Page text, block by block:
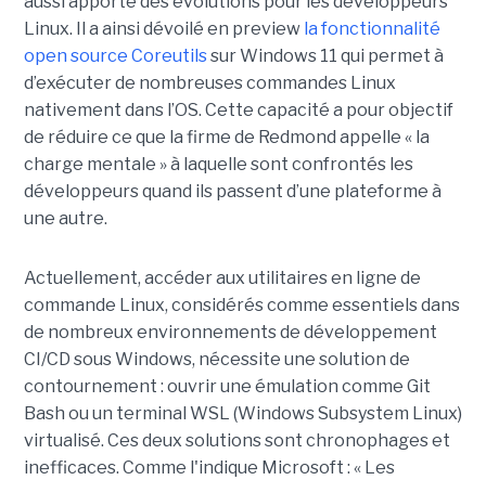
Linux. Il a ainsi dévoilé en preview la fonctionnalité
open source Coreutilssur Windows 11 qui permet à
d’exécuter de nombreuses commandes Linux
nativement dans l’OS. Cette capacité a pour objectif
de réduire ce que la firme de Redmond appelle « la
charge mentale » à laquelle sont confrontés les
développeurs quand ils passent d’une plateforme à
une autre.
Actuellement, accéder aux utilitaires en ligne de
commande Linux, considérés comme essentiels dans
de nombreux environnements de développement
CI/CD sous Windows, nécessite une solution de
contournement : ouvrir une émulation comme Git
Bash ou un terminal WSL (Windows Subsystem Linux)
virtualisé. Ces deux solutions sont chronophages et
inefficaces. Comme l'indique Microsoft : « Les